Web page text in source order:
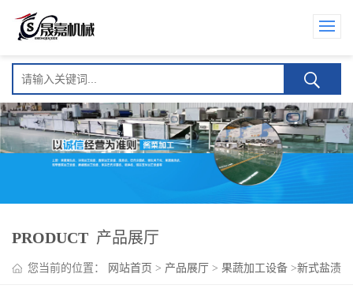
PRODUCT 产品展厅
您当前的位置： 网站首页 > 产品展厅 > 果蔬加工设备 >新式盐渍